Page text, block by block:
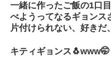
一緒に作ったご飯の1口
べようってなるギョンス
片付けられない、好きだ
キティギョンス🐧www🤭